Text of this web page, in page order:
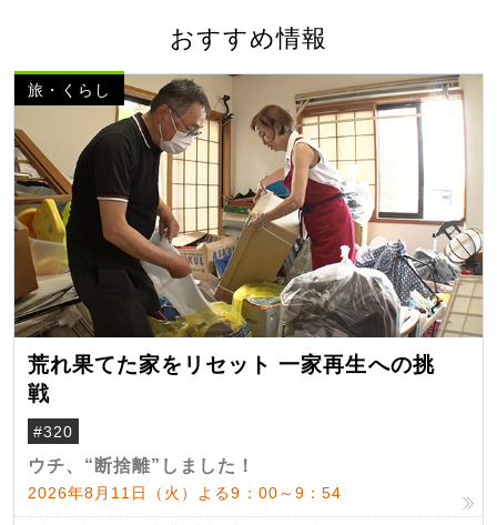
おすすめ情報
旅・くらし
荒れ果てた家をリセット 一家再生への挑
戦
#320
ウチ、“断捨離”しました！
2026年8月11日（火）よる9：00～9：54